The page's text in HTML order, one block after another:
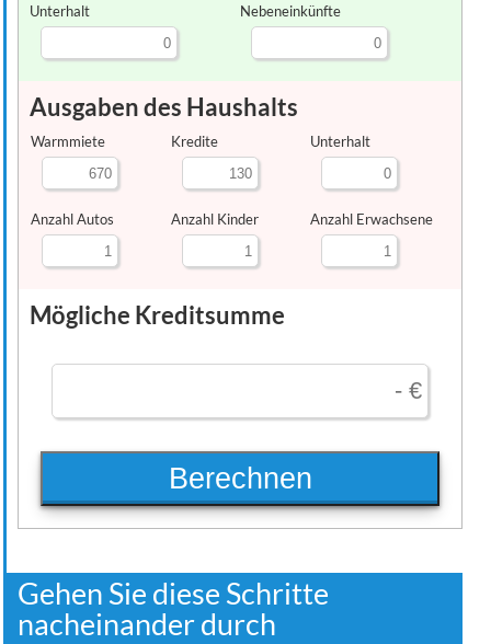
Unterhalt Nebeneinkünfte
Ausgaben des Haushalts
Warmmiete Kredite Unterhalt
Anzahl Autos Anzahl Kinder Anzahl Erwachsene
Mögliche Kreditsumme
Berechnen
Gehen Sie diese Schritte
nacheinander durch